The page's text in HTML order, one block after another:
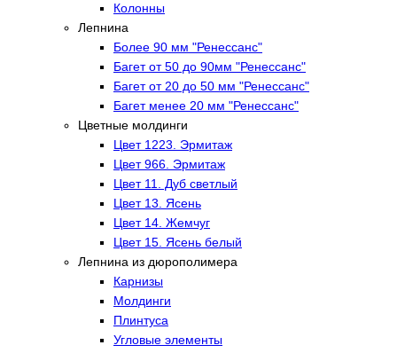
Колонны
Лепнина
Более 90 мм "Ренессанс"
Багет от 50 до 90мм "Ренессанс"
Багет от 20 до 50 мм "Ренессанс"
Багет менее 20 мм "Ренессанс"
Цветные молдинги
Цвет 1223. Эрмитаж
Цвет 966. Эрмитаж
Цвет 11. Дуб светлый
Цвет 13. Ясень
Цвет 14. Жемчуг
Цвет 15. Ясень белый
Лепнина из дюрополимера
Карнизы
Молдинги
Плинтуса
Угловые элементы